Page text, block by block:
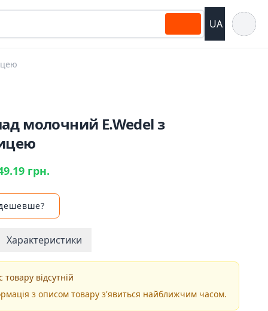
UA
молочний E.Wedel з
грн.
Характеристики
товару відсутній
з описом товару з'явиться найближчим часом.